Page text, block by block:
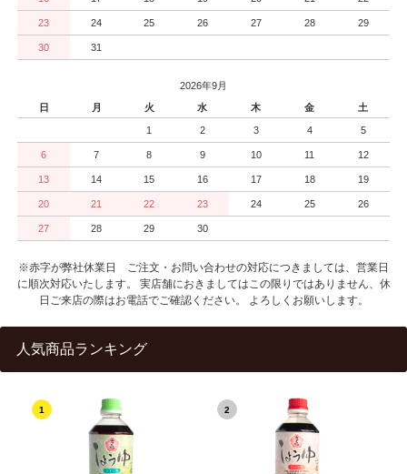
23 24 25 26 27 28 29
30 31
2026年9月
日
月 火 水 木 金 土
1 2 3 4 5
6 7 8 9 10 11 12
13 14 15 16 17 18 19
20 21 22 23 24 25 26
27 28 29 30
※赤字が弊社休業日 ご注文・お問い合わせの対応につきましては、営業日
に順次対応いたします。 実店舗におきましてはこの限りではありません、休
日ご来店の際はお電話でご確認ください。 よろしくお願いします。
人気商品ランキング
1 2